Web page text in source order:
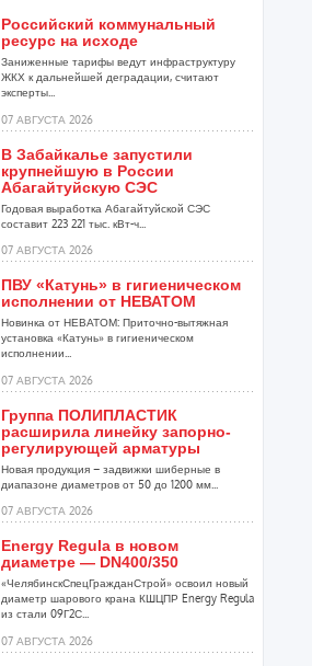
Российский коммунальный
ресурс на исходе
Заниженные тарифы ведут инфраструктуру
ЖКХ к дальнейшей деградации, считают
эксперты...
07 АВГУСТА 2026
В Забайкалье запустили
крупнейшую в России
Абагайтуйскую СЭС
Годовая выработка Абагайтуйской СЭС
составит 223 221 тыс. кВт-ч...
07 АВГУСТА 2026
ПВУ «Катунь» в гигиеническом
исполнении от НЕВАТОМ
Новинка от НЕВАТОМ: Приточно-вытяжная
установка «Катунь» в гигиеническом
исполнении...
07 АВГУСТА 2026
Группа ПОЛИПЛАСТИК
расширила линейку запорно-
регулирующей арматуры
Новая продукция – задвижки шиберные в
диапазоне диаметров от 50 до 1200 мм...
07 АВГУСТА 2026
Energy Regula в новом
диаметре — DN400/350
«ЧелябинскСпецГражданСтрой» освоил новый
диаметр шарового крана КШЦПР Energy Regula
из стали 09Г2С...
07 АВГУСТА 2026